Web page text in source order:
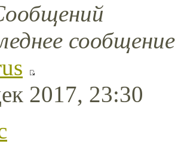
сообщение
2017, 23:30